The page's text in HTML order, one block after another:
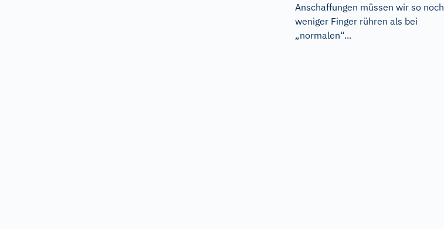
Anschaffungen müssen wir so noch
weniger Finger rühren als bei
„normalen“...